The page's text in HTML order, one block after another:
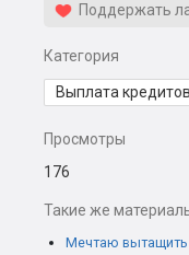
Поддержать
Категория
Выплата кредитов
Просмотры
176
Такие же
Мечтаю